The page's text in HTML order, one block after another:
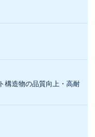
構造物の品質向上・高耐